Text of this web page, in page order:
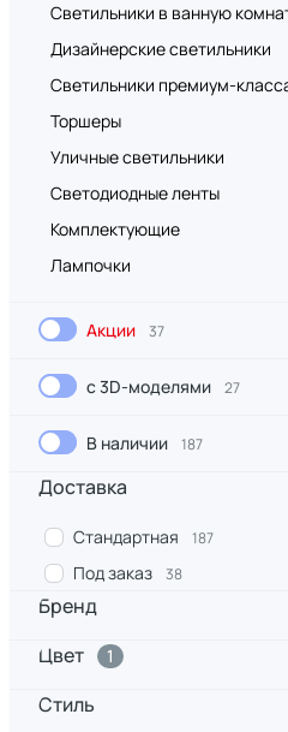
Светильники в ванную
Дизайнерские светильники
Светильники премиум-
Торшеры
Уличные светильники
Светодиодные ленты
Комплектующие
Лампочки
Акции 37
с 3D-моделями 27
В наличии 187
Доставка
Стандартная 187
Под заказ 38
Бренд
Цвет
1
Стиль